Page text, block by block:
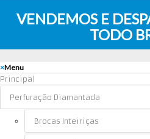
VENDEMOS E
TODO
×Menu
Principal
Perfuração Diamantada
Brocas Inteiriças